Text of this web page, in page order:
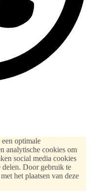
optimale
analytische cookies om
social media cookies
Door gebruik te
het plaatsen van deze